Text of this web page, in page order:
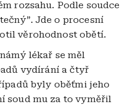
rozsahu. Podle soudce
Jde o procesní
věrohodnost obětí.
lékař se měl
vydírání a čtyř
byly oběťmi jeho
soud mu za to vyměřil